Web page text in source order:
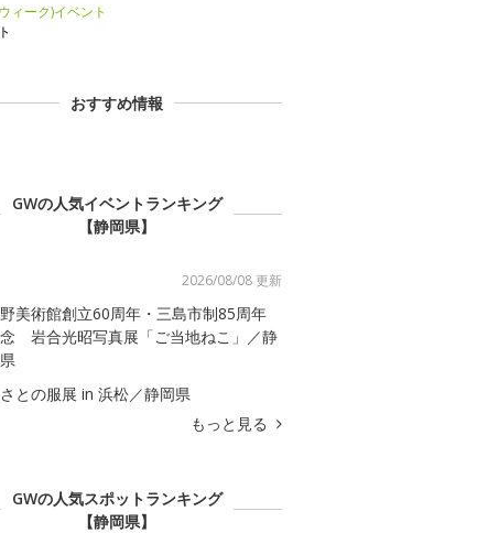
ィーク)イベント
おすすめ情報
GWの人気イベントランキング
【静岡県】
2026/08/08 更新
美術館創立60周年・三島市制85周年
岩合光昭写真展「ご当地ねこ」／静
との服展 in 浜松／静岡県
もっと見る
GWの人気スポットランキング
【静岡県】